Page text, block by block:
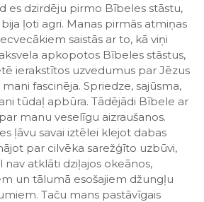
es dzirdēju pirmo Bībeles stāstu,
ļoti agri. Manas pirmās atmiņas
saistās ar to, kā viņi
apkopotos Bībeles stāstus,
ierakstītos uzvedumus par Jēzus
fascinēja. Spriedze, sajūsma,
tūdaļ apbūra. Tādējādi Bībele ar
manu veselīgu aizraušanos.
ļāvu savai iztēlei klejot dabas
par cilvēka sarežģīto uzbūvi,
atklāti dziļajos okeānos,
un tālumā esošajiem džungļu
Taču mans pastāvīgais